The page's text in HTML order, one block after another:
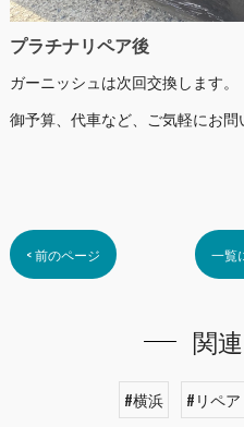
プラチナリペア後
ガーニッシュは次回交換します。
御予算、代車など、ご気軽にお問
< 前のページ 一覧
関
#横浜 #リペア